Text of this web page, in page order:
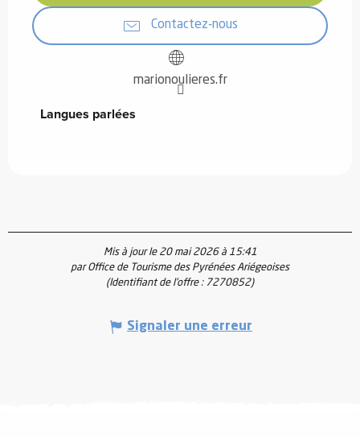
Contactez-nous
marionoulieres.fr
Langues parlées
Langues parlées
Mis à jour le 20 mai 2026 à 15:41
par Office de Tourisme des Pyrénées Ariégeoises
(Identifiant de l'offre : 7270852)
Signaler une erreur